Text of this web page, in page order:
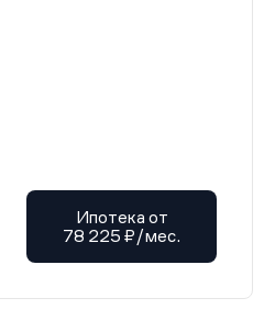
12.01.2026 г.
12.01.2026 г.
12.01.2026 г.
12.01.2026 г.
12.01.2026 г.
09.02.2026 г.
12.01.2026 г.
12.01.2026 г.
12.01.2026 г.
09.02.2026 г.
09.02.2026 г.
09.02.2026 г.
12.01.2026 г.
12.01.2026 г.
12.01.2026 г.
12.01.2026 г.
12.01.2026 г.
Ипотека от
78 225 ₽/мес.